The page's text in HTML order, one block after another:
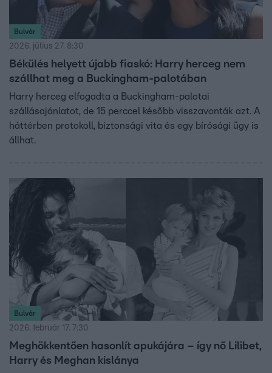
Bulvár
2026. július 27. 8:30
Békülés helyett újabb fiaskó: Harry herceg nem
szállhat meg a Buckingham-palotában
Harry herceg elfogadta a Buckingham-palotai
szállásajánlatot, de 15 perccel később visszavonták azt. A
háttérben protokoll, biztonsági vita és egy bírósági ügy is
állhat.
Bulvár
2026. február 17. 7:30
Meghökkentően hasonlít apukájára – így nő Lilibet,
Harry és Meghan kislánya